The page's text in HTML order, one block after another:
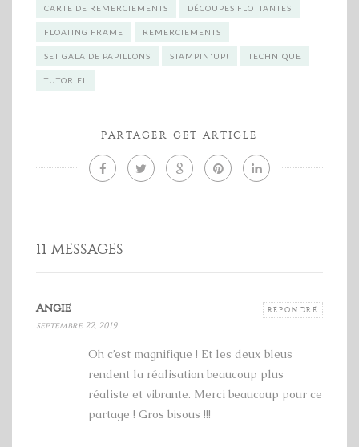
CARTE DE REMERCIEMENTS DÉCOUPES FLOTTANTES
FLOATING FRAME REMERCIEMENTS
SET GALA DE PAPILLONS STAMPIN'UP! TECHNIQUE
TUTORIEL
PARTAGER CET ARTICLE
11 MESSAGES
Angie RÉPONDRE
septembre 22, 2019
Oh c’est magnifique ! Et les deux bleus
rendent la réalisation beaucoup plus
réaliste et vibrante. Merci beaucoup pour ce
partage ! Gros bisous !!!